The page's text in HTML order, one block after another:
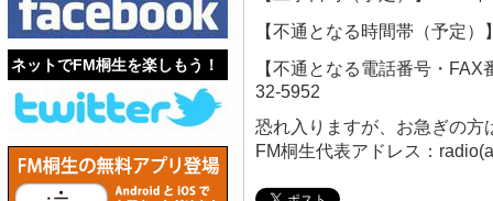
ネットでFM桐生を楽しもう！
【不通となる時間帯（予定
【不通となる電話番号・
32-5952
恐れ入りますが、お急ぎの方
FM桐生代表アドレス：